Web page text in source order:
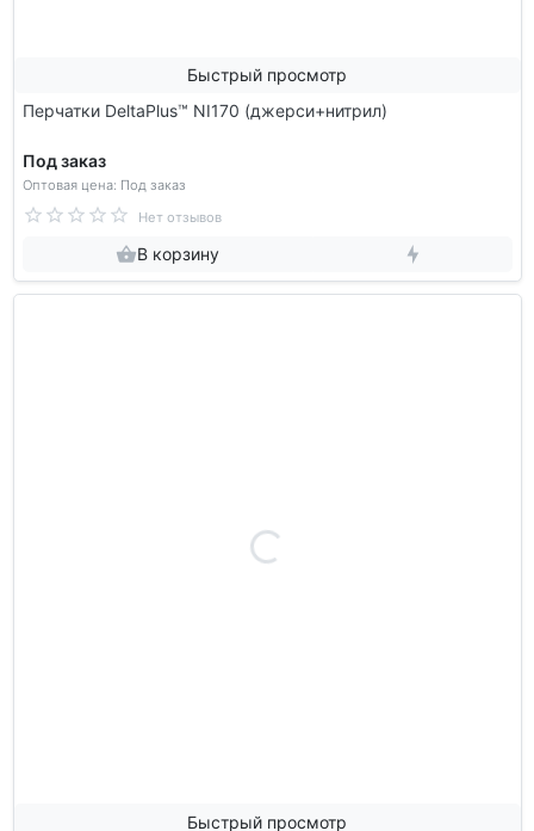
Быстрый просмотр
Перчатки DeltaPlus™ NI170 (джерси+нитрил)
Под заказ
Оптовая цена: Под заказ
Нет отзывов
В корзину
Быстрый просмотр